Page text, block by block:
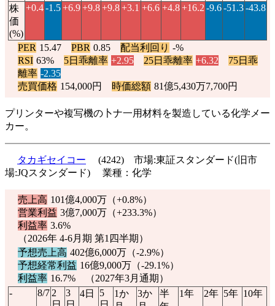
株
価
(%)
+0.4-1.5+6.9+9.8+9.8+3.1 +6.6 +4.8+16.2 -9.6-51.3-43.8
PER 15.47 PBR 0.85 配当利回り -%
RSI 63% 5日乖離率 +2.95 25日乖離率 +6.32
75日乖
離率 -2.35
売買価格 154,000円 時価総額 81億5,430万7,700円
プリンターや複写機の卜ナ一用材料を製造している化学メー
カー。
タカギセイコー
(4242) 市場:東証スタンダード(旧市
場:JQスタンダード) 業種：化学
売上高 101億4,000万（+0.8%）
営業利益 3億7,000万（+233.3%）
利益率 3.6%
（2026年 4-6月期 第1四半期）
予想売上高 402億6,000万（-2.9%）
予想経常利益 16億9,000万（-29.1%）
利益率 16.7% （2027年3月通期）
-
8/7 2
3
4日
5
1か
3か
半
1年 2年 5年 10年